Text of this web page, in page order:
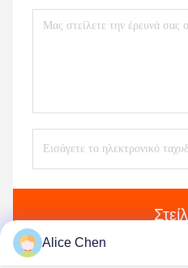
Alice Chen